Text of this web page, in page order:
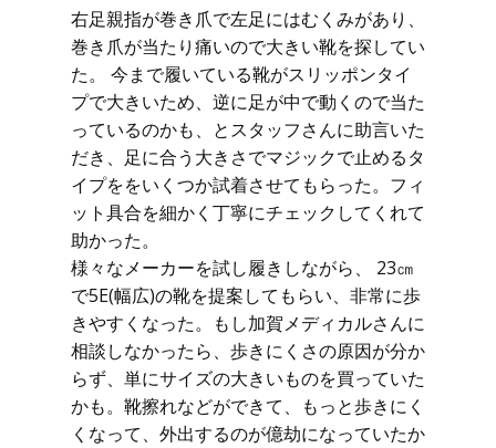
右足親指が巻き爪で左足にはむくみがあり、
巻き爪が当たり痛いので大きい靴を探してい
た。 今まで履いている靴がスリッポンタイ
プで大きいため、逆に足が中で動くので当た
っているのかも、とスタッフさんに助言いた
だき、足に合う大きさでマジックで止めるタ
イプををいくつか試着させてもらった。フィ
ット具合を細かく丁寧にチェックしてくれて
助かった。
様々なメーカーを試し履きしながら、 23㎝
で5E(幅広)の靴を提案してもらい、非常に歩
きやすくなった。もし加賀メディカルさんに
相談しなかったら、歩きにくさの原因が分か
らず、単にサイズの大きいものを買っていた
かも。靴擦れなどができて、もっと歩きにく
くなって、外出するのが億劫になっていたか